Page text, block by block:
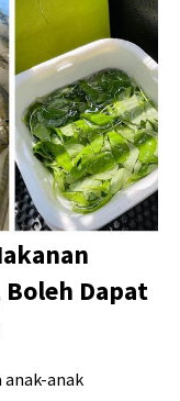
Dapat
anak-anak